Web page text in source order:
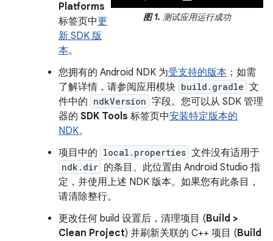
图 1. 测试应用运行成功
Platforms
标签页中更
新 SDK 版
本。
您拥有的 Android NDK 为受支持的版本 ；如需
了解详情，请参阅应用模块 build.gradle 文
件中的 ndkVersion 字段。您可以从 SDK 管理
器的 SDK Tools 标签页中安装特定版本的
NDK。
项目中的 local.properties 文件没有适用于
ndk.dir 的条目。 此位置由 Android Studio 指
定，并使用上述 NDK 版本。如果您有此条目，
请清除整行。
更改任何 build 设置后，清理项目 (Build >
Clean Project) 并刷新关联的 C++ 项目 (Build